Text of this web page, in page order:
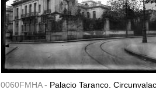
0060FMHA - Palacio Taranco.